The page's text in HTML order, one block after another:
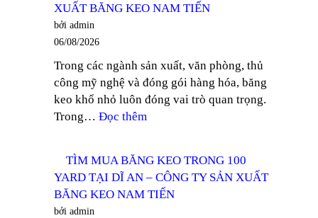
XUẤT BĂNG KEO NAM TIẾN
bởi admin
06/08/2026
Trong các ngành sản xuất, văn phòng, thủ
công mỹ nghệ và đóng gói hàng hóa, băng
keo khổ nhỏ luôn đóng vai trò quan trọng.
Trong… Đọc thêm
BĂNG
KEO
TRONG
TÌM MUA BĂNG KEO TRONG 100
YARD TẠI DĨ AN – CÔNG TY SẢN XUẤT
BĂNG KEO NAM TIẾN
bởi admin